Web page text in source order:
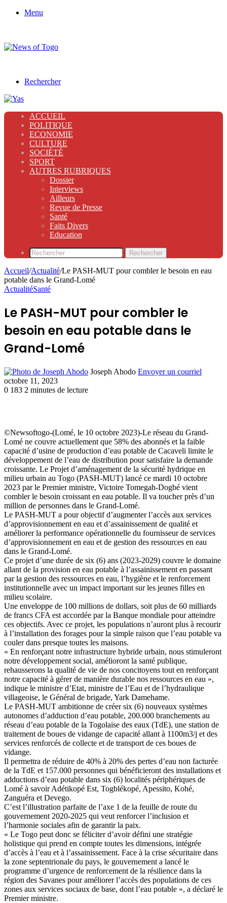
Menu
Rechercher
ACCUEIL
POLITIQUE
ECONOMIE
CULTURE
SOCIÉTÉ
SPORT
AUTRES RUBRIQUES
Dossier
Interviews
Ailleurs
Revue de Presse
Santé
Faits Divers
Education
Rechercher
Accueil/Actualité/Le PASH-MUT pour combler le besoin en eau
potable dans le Grand-Lomé
ActualitéSanté
Le PASH-MUT pour combler le
besoin en eau potable dans le
Grand-Lomé
Joseph Ahodo Envoyer un courriel
octobre 11, 2023
0 183 2 minutes de lecture
©Newsoftogo-(Lomé, le 10 octobre 2023)-Le réseau du Grand-
Lomé ne couvre actuellement que 58% des abonnés et la faible
capacité d’usine de production d’eau potable de Cacaveli limite le
développement de l’eau de distribution pour satisfaire la demande
croissante. Le Projet d’aménagement de la sécurité hydrique en
milieu urbain au Togo (PASH-MUT) lancé ce mardi 10 octobre
2023 par le Premier ministre, Victoire Tomegah-Dogbé vient
combler le besoin croissant en eau potable. Il va toucher près d’un
million de personnes dans le Grand-Lomé.
Le PASH-MUT a pour objectif d’augmenter l’accès aux services
d’approvisionnement en eau et d’assainissement de qualité et
améliorer la performance opérationnelle du fournisseur de services
d’approvisionnement en eau et de gestion des ressources en eau
dans le Grand-Lomé.
Ce projet d’une durée de six (6) ans (2023-2029) couvre le domaine
allant de la provision en eau potable à l’assainissement en passant
par la gestion des ressources en eau, l’hygiène et le renforcement
institutionnelle avec un impact important sur les jeunes filles en
milieu scolaire.
Une enveloppe de 100 millions de dollars, soit plus de 60 milliards
de francs CFA est accordée par la Banque mondiale pour atteindre
ces objectifs. Avec ce projet, les populations n’auront plus à recourir
à l’installation des forages pour la simple raison que l’eau potable va
couler dans presque toutes les maisons.
« En renforçant notre infrastructure hybride urbain, nous stimuleront
notre développement social, amélioront la santé publique,
rehausserons la qualité de vie de nos concitoyens tout en renforçant
notre capacité à gérer de manière durable nos ressources en eau »,
indique le ministre d’Etat, ministre de l’Eau et de l’hydraulique
villageoise, le Général de brigade, Yark Damehame.
Le PASH-MUT ambitionne de créer six (6) nouveaux systèmes
autonomes d’adduction d’eau potable, 200.000 branchements au
réseau d’eau potable de la Togolaise des eaux (TdE), une station de
traitement de boues de vidange de capacité allant à 1100m3/j et des
services renforcés de collecte et de transport de ces boues de
vidange.
Il permettra de réduire de 40% à 20% des pertes d’eau non facturée
de la TdE et 157.000 personnes qui bénéficieront des installations et
adductions d’eau potable dans six (6) localités périphériques de
Lomé à savoir Adétikopé Est, Togblékopé, Apessito, Kohé,
Zanguéra et Devego.
C’est l’illustration parfaite de l’axe 1 de la feuille de route du
gouvernement 2020-2025 qui veut renforcer l’inclusion et
l’harmonie sociales afin de garantir la paix.
« Le Togo peut donc se féliciter d’avoir défini une stratégie
holistique qui prend en compte toutes les dimensions, intégrée
d’accès à l’eau et à l’assainissement. Face à la crise sécuritaire dans
la zone septentrionale du pays, le gouvernement a lancé le
programme d’urgence de renforcement de la résilience dans la
région des Savanes pour améliorer l’accès des populations de ces
zones aux services sociaux de base, dont l’eau potable », a déclaré le
Premier ministre.